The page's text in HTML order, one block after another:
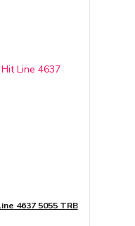
4637 5055 TRB